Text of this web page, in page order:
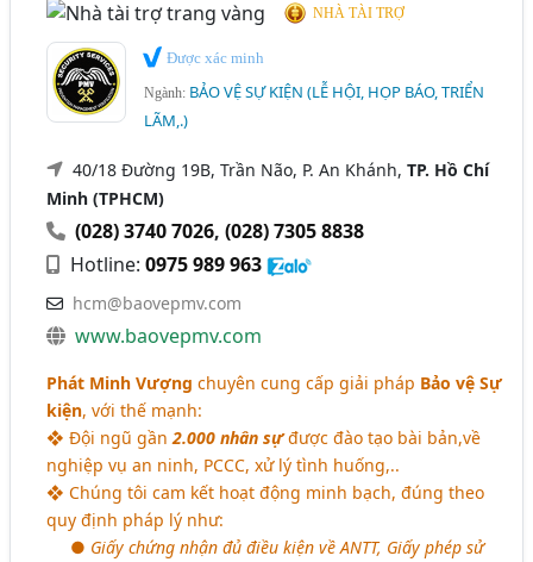
NHÀ TÀI TRỢ
Được xác minh
Ngành: BẢO VỆ SỰ KIỆN (LỄ HỘI, HỌP BÁO, TRIỂN
LÃM,.)
40/18 Đường 19B, Trần Não, P. An Khánh,TP. Hồ Chí
Minh (TPHCM)
(028) 3740 7026,(028) 7305 8838
Hotline:0975 989 963
hcm@baovepmv.com
www.baovepmv.com
Phát Minh Vượng chuyên cung cấp giải pháp Bảo vệ Sự
kiện, với thế mạnh:
❖ Đội ngũ gần2.000 nhân sựđược đào tạo bài bản,về
nghiệp vụ an ninh, PCCC, xử lý tình huống,..
❖ Chúng tôi cam kết hoạt động minh bạch, đúng theo
quy định pháp lý như:
● Giấy chứng nhận đủ điều kiện về ANTT, Giấy phép sử